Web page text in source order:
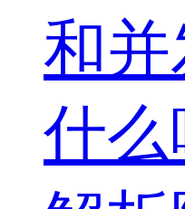
和
什么